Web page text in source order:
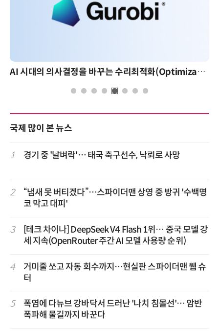
AI 시대의 의사결정을 바꾸는 수리최적화(Optimization): 실제 산업 적용 사례와 활용 전략
국제 많이 본 뉴스
1 경기 중 '날벼락'… 태국 축구선수, 낙뢰로 사망
2
“냄새 못 버티겠다”…스파이더맨 상영 중 방귀 '수백명
코 막고 대피'
3
[테크 차이나] DeepSeek V4 Flash 1위… 중국 모델 강
세 지속(OpenRouter 주간 AI 모델 사용량 순위)
4
거미줄 쏘고 자동 회수까지…현실판 스파이더맨 웹 슈
터
5
폭염에 다뉴브 강바닥서 드러난 '나치 침몰선'… 암반
폭파해 물길까지 바꾼다